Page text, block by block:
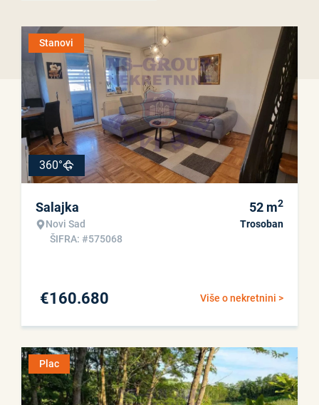
Stanovi
360°
Salajka
Novi Sad
ŠIFRA: #575068
52 m2
Trosoban
Više o nekretnini >
€160.680
Plac